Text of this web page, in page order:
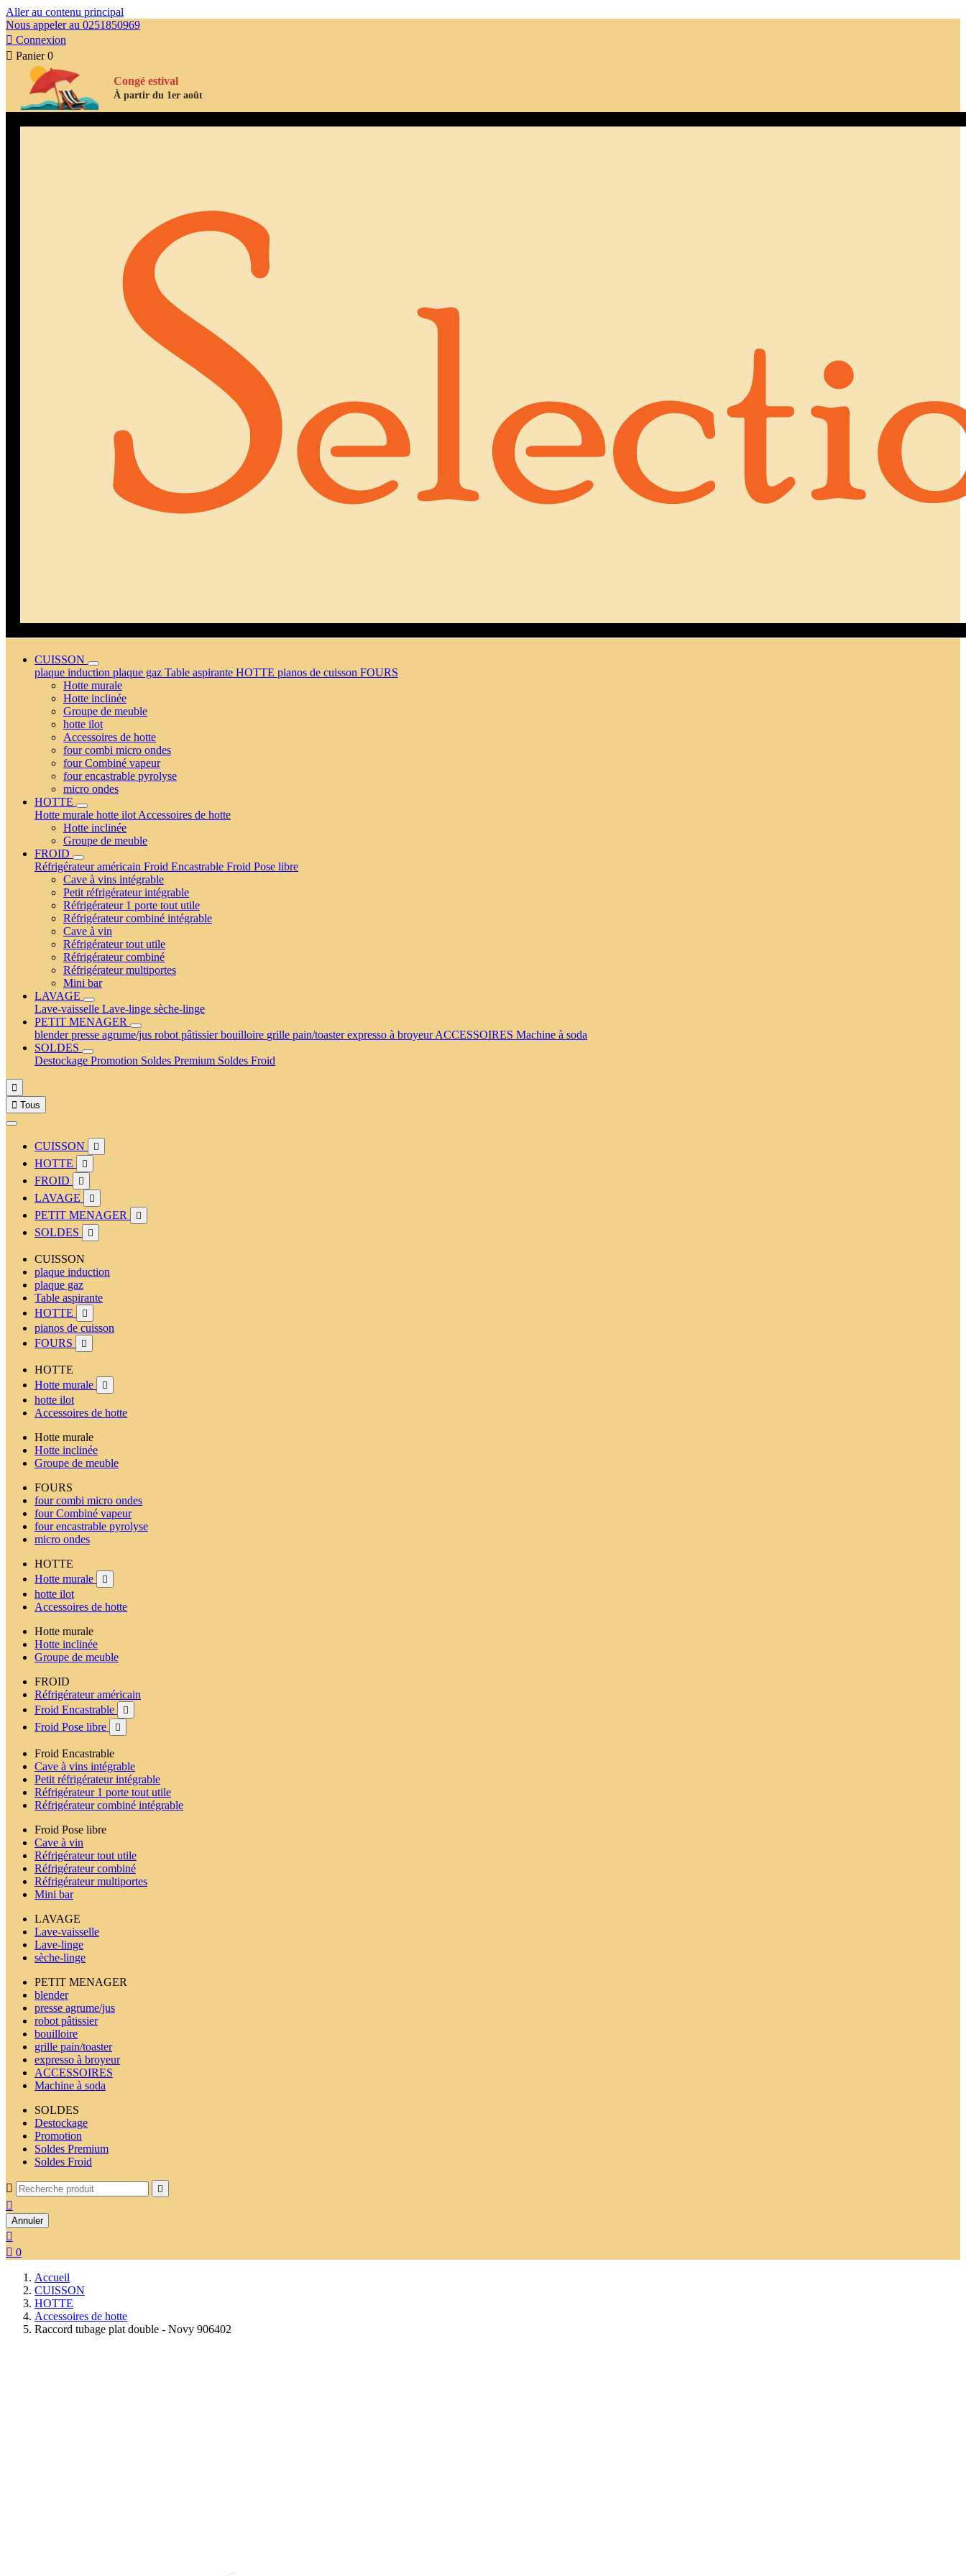
Aller au contenu principal
Nous appeler au 0251850969
 Connexion
 Panier 0
Congé estival
À partir du 1er août
CUISSON
plaque induction plaque gaz Table aspirante HOTTE pianos de cuisson FOURS
Hotte murale
Hotte inclinée
Groupe de meuble
hotte ilot
Accessoires de hotte
four combi micro ondes
four Combiné vapeur
four encastrable pyrolyse
micro ondes
HOTTE
Hotte murale hotte ilot Accessoires de hotte
Hotte inclinée
Groupe de meuble
FROID
Réfrigérateur américain Froid Encastrable Froid Pose libre
Cave à vins intégrable
Petit réfrigérateur intégrable
Réfrigérateur 1 porte tout utile
Réfrigérateur combiné intégrable
Cave à vin
Réfrigérateur tout utile
Réfrigérateur combiné
Réfrigérateur multiportes
Mini bar
LAVAGE
Lave-vaisselle Lave-linge sèche-linge
PETIT MENAGER
blenderpresse agrume/jus robot pâtissierbouilloire grille pain/toasterexpresso à broyeurACCESSOIRES Machine à soda
SOLDES
Destockage Promotion Soldes Premium Soldes Froid

 Tous
CUISSON 
HOTTE 
FROID 
LAVAGE 
PETIT MENAGER 
SOLDES 
CUISSON
plaque induction
plaque gaz
Table aspirante
HOTTE

pianos de cuisson
FOURS

HOTTE
Hotte murale

hotte ilot
Accessoires de hotte
Hotte murale
Hotte inclinée
Groupe de meuble
FOURS
four combi micro ondes
four Combiné vapeur
four encastrable pyrolyse
micro ondes
HOTTE
Hotte murale

hotte ilot
Accessoires de hotte
Hotte murale
Hotte inclinée
Groupe de meuble
FROID
Réfrigérateur américain
Froid Encastrable

Froid Pose libre 
Froid Encastrable
Cave à vins intégrable
Petit réfrigérateur intégrable
Réfrigérateur 1 porte tout utile
Réfrigérateur combiné intégrable
Froid Pose libre
Cave à vin
Réfrigérateur tout utile
Réfrigérateur combiné
Réfrigérateur multiportes
Mini bar
LAVAGE
Lave-vaisselle
Lave-linge
sèche-linge
PETIT MENAGER
blender
presse agrume/jus
robot pâtissier
bouilloire
grille pain/toaster
expresso à broyeur
ACCESSOIRES
Machine à soda
SOLDES
Destockage
Promotion
Soldes Premium
Soldes Froid
 

Annuler

 0
Accueil
CUISSON
HOTTE
Accessoires de hotte
Raccord tubage plat double - Novy 906402